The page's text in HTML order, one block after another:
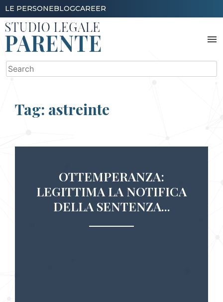
Skip
to
content
LE PERSONEBLOGCAREER
menu
Search
for:
Tag: astreinte
OTTEMPERANZA:
LEGITTIMA LA NOTIFICA
DELLA SENTENZA...